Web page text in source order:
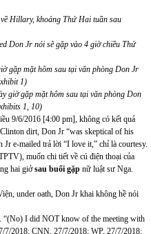
Hillary, khoảng Thứ Hai tuần sau
Don Jr nói sẽ gặp vào 4 giờ chiều Thứ
ờgặp mặt hôm sau tại văn phòng Don Jr
1)
y giờgặp mặt hôm sau tại văn phòng Don
1, 10)
9/6/2016 [4:00 pm], không có kết quả
dirt, Don Jr “was skeptical of his
e-mailed trả lời “I love it,” chỉ là courtesy.
muốn chi tiết về cú điện thoại của
hai giởsau buổi gặp nữ luật sư Nga.
under oath, Don Jr khai không hề nói
“(No) I did NOT know of the meeting with
7/2018; CNN, 27/7/2018; WP, 27/7/2018;